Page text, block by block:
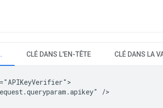
REQUÊTE CLÉ DANS L'EN-TÊTE CLÉ DANS LA
/>